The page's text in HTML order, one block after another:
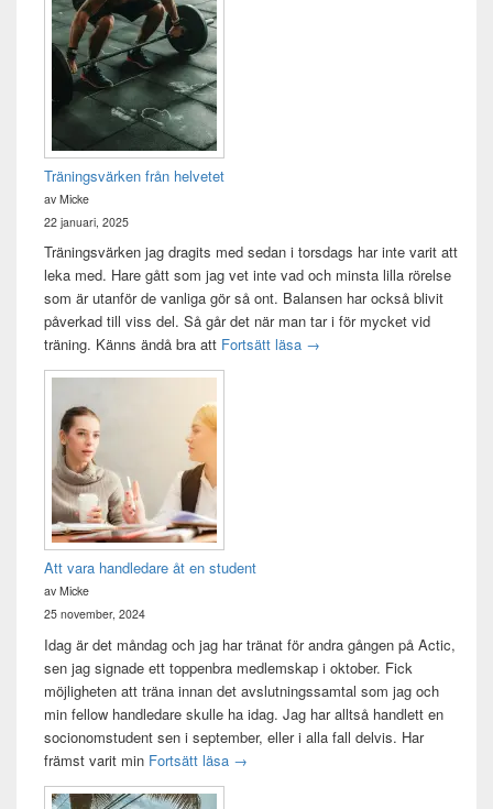
Widget
område
Träningsvärken från helvetet
av Micke
22 januari, 2025
Träningsvärken jag dragits med sedan i torsdags har inte varit att
leka med. Hare gått som jag vet inte vad och minsta lilla rörelse
som är utanför de vanliga gör så ont. Balansen har också blivit
påverkad till viss del. Så går det när man tar i för mycket vid
träning. Känns ändå bra att Fortsätt läsa Träningsvärken från helvetet
→
Att vara handledare åt en student
av Micke
25 november, 2024
Idag är det måndag och jag har tränat för andra gången på Actic,
sen jag signade ett toppenbra medlemskap i oktober. Fick
möjligheten att träna innan det avslutningssamtal som jag och
min fellow handledare skulle ha idag. Jag har alltså handlett en
socionomstudent sen i september, eller i alla fall delvis. Har
främst varit min Fortsätt läsa Att vara handledare åt en student
→